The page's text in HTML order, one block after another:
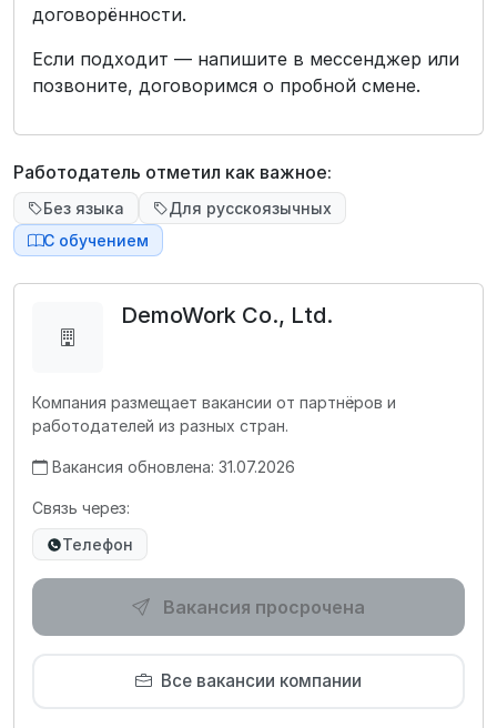
договорённости.
Если подходит — напишите в мессенджер или
позвоните, договоримся о пробной смене.
Работодатель отметил как важное:
Без языка
Для русскоязычных
С обучением
DemoWork Co., Ltd.
Компания размещает вакансии от партнёров и
работодателей из разных стран.
Вакансия обновлена: 31.07.2026
Связь через:
Телефон
Вакансия просрочена
Все вакансии компании